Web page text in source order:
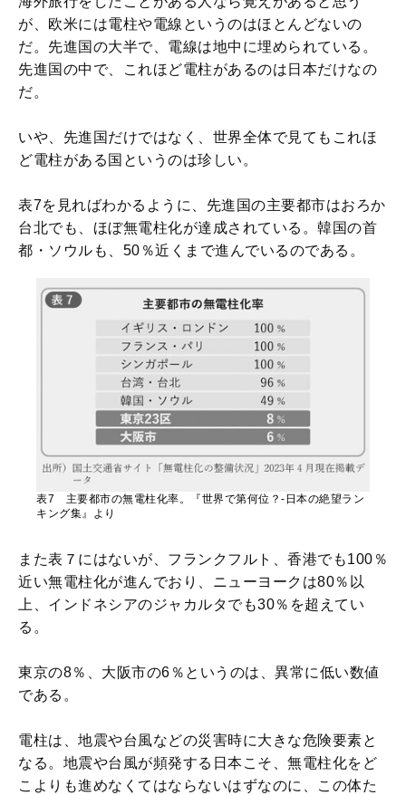
が、欧米には電柱や電線というのはほとんどないの
だ。先進国の大半で、電線は地中に埋められている。
先進国の中で、これほど電柱があるのは日本だけなの
だ。
いや、先進国だけではなく、世界全体で見てもこれほ
ど電柱がある国というのは珍しい。
表7を見ればわかるように、先進国の主要都市はおろか
台北でも、ほぼ無電柱化が達成されている。韓国の首
都・ソウルも、50％近くまで進んでいるのである。
表7
主要都市の無電柱化率。『世界で第何位？-日本の絶望ラン
キング集』より
また表７にはないが、フランクフルト、香港でも100％
近い無電柱化が進んでおり、ニューヨークは80％以
上、インドネシアのジャカルタでも30％を超えてい
る。
東京の8％、大阪市の6％というのは、異常に低い数値
である。
電柱は、地震や台風などの災害時に大きな危険要素と
なる。地震や台風が頻発する日本こそ、無電柱化をど
こよりも進めなくてはならないはずなのに、この体た